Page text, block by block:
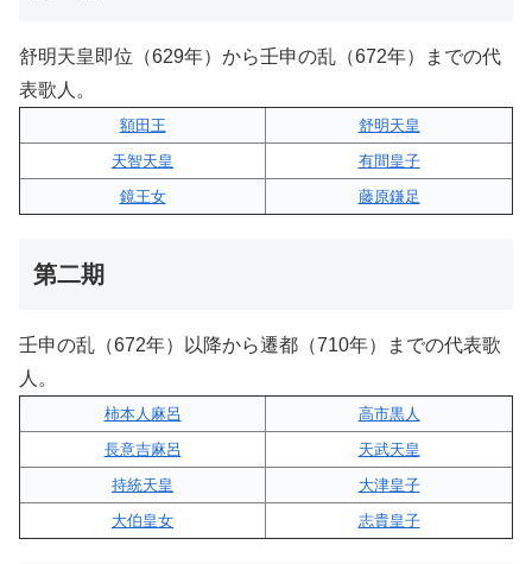
舒明天皇即位（629年）から壬申の乱（672年）までの代
表歌人。
額田王
舒明天皇
天智天皇
有間皇子
鏡王女
藤原鎌足
第二期
壬申の乱（672年）以降から遷都（710年）までの代表歌
人。
柿本人麻呂
高市黒人
長意吉麻呂
天武天皇
持統天皇
大津皇子
大伯皇女
志貴皇子